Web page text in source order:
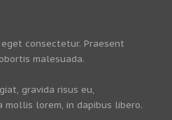
consectetur. Praesent
malesuada.
gravida risus eu,
mollis lorem, in dapibus libero.